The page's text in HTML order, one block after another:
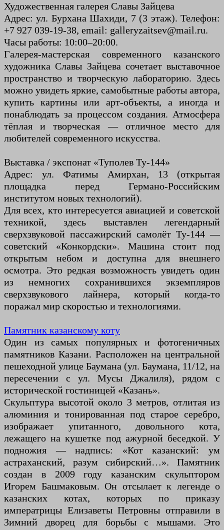
Художественная галерея Славы Зайцева
Адрес: ул. Бурхана Шахиди, 7 (3 этаж). Телефон:
+7 927 039-19-38, email: galleryzaitsev@mail.ru.
Часы работы: 10:00–20:00.
Галерея-мастерская современного казанского
художника Славы Зайцева сочетает выставочное
пространство и творческую лабораторию. Здесь
можно увидеть яркие, самобытные работы автора,
купить картины или арт-объекты, а иногда и
понаблюдать за процессом создания. Атмосфера
тёплая и творческая — отличное место для
любителей современного искусства.
Выставка / экспонат «Туполев Ту-144»
Адрес: ул. Фатимы Амирхан, 13 (открытая
площадка перед Германо-Российским
институтом новых технологий).
Для всех, кто интересуется авиацией и советской
техникой, здесь выставлен легендарный
сверхзвуковой пассажирский самолёт Ту-144 —
советский «Конкордски». Машина стоит под
открытым небом и доступна для внешнего
осмотра. Это редкая возможность увидеть один
из немногих сохранившихся экземпляров
сверхзвукового лайнера, который когда-то
поражал мир скоростью и технологиями.
Памятник казанскому коту
Один из самых популярных и фотогеничных
памятников Казани. Расположен на центральной
пешеходной улице Баумана (ул. Баумана, 11/12, на
пересечении с ул. Мусы Джалиля), рядом с
исторической гостиницей «Казань».
Скульптура высотой около 3 метров, отлитая из
алюминия и тонированная под старое серебро,
изображает упитанного, довольного кота,
лежащего на кушетке под ажурной беседкой. У
подножия — надпись: «Кот казанский: ум
астраханский, разум сибирский…». Памятник
создан в 2009 году казанским скульптором
Игорем Башмаковым. Он отсылает к легенде о
казанских котах, которых по приказу
императрицы Елизаветы Петровны отправили в
Зимний дворец для борьбы с мышами. Это